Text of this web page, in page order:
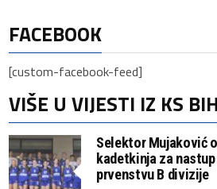
FACEBOOK
[custom-facebook-feed]
VIŠE U VIJESTI IZ KS BIH
Selektor Mujaković
kadetkinja za
prvenstvu B divizije